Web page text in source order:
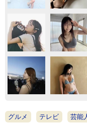
グルメ テレビ 芸能